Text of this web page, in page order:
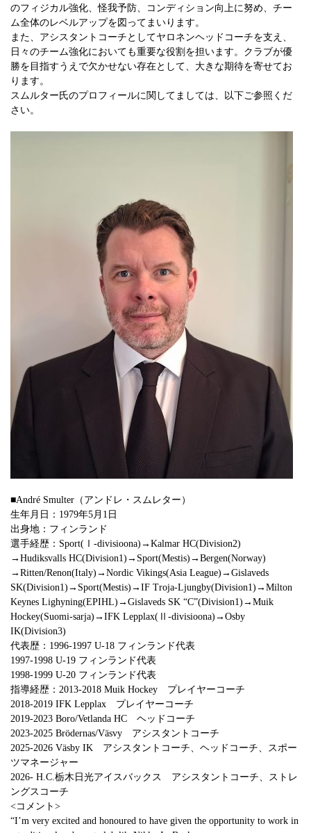
のフィジカル強化、怪我予防、コンディション向上に努め、チー
ム全体のレベルアップを図ってまいります。
また、アシスタントコーチとしてヤロネンヘッドコーチを支え、
日々のチーム強化においても重要な役割を担います。クラブが優
勝を目指すうえで欠かせない存在として、大きな期待を寄せてお
ります。
スムルター氏のプロフィールに関してましては、以下ご参照くだ
さい。
■André Smulter（アンドレ・スムレター）
生年月日：1979年5月1日
出身地：フィンランド
選手経歴：Sport(Ⅰ-divisioona)→Kalmar HC(Division2)
→Hudiksvalls HC(Division1)→Sport(Mestis)→Bergen(Norway)
→Ritten/Renon(Italy)→Nordic Vikings(Asia League)→Gislaveds
SK(Division1)→Sport(Mestis)→IF Troja-Ljungby(Division1)→Milton
Keynes Lighyning(EPIHL)→Gislaveds SK “C”(Division1)→Muik
Hockey(Suomi-sarja)→IFK Lepplax(Ⅱ-divisioona)→Osby
IK(Division3)
代表歴：1996-1997 U-18 フィンランド代表
1997-1998 U-19 フィンランド代表
1998-1999 U-20 フィンランド代表
指導経歴：2013-2018 Muik Hockey プレイヤーコーチ
2018-2019 IFK Lepplax プレイヤーコーチ
2019-2023 Boro/Vetlanda HC ヘッドコーチ
2023-2025 Brödernas/Väsvy アシスタントコーチ
2025-2026 Väsby IK アシスタントコーチ、ヘッドコーチ、スポー
ツマネージャー
2026- H.C.栃木日光アイスバックス アシスタントコーチ、ストレ
ングスコーチ
<コメント>
“I’m very excited and honoured to have given the opportunity to work in